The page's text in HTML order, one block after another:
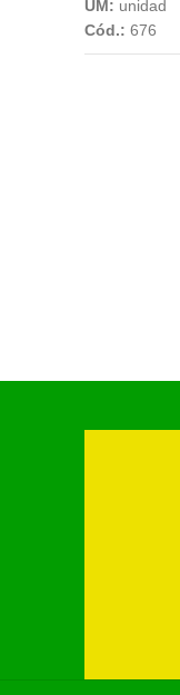
UM: unidad
Cód.: 676